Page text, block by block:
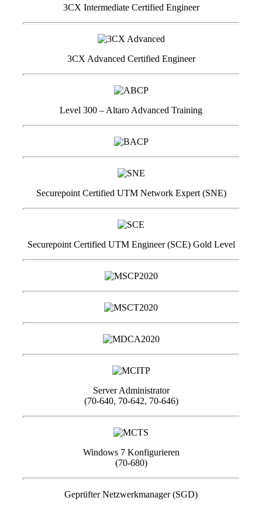
3CX Intermediate Certified Engineer
3CX Advanced Certified Engineer
Level 300 – Altaro Advanced Training
Securepoint Certified UTM Network Expert (SNE)
Securepoint Certified UTM Engineer (SCE) Gold Level
Server Administrator
(70-640, 70-642, 70-646)
Windows 7 Konfigurieren
(70-680)
Geprüfter Netzwerkmanager (SGD)